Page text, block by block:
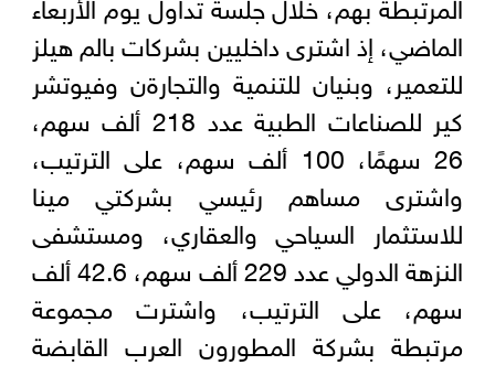
الماضي، إذ اشترى داخليين بشركات بالم هيلز
للتعمير، وبنيان للتنمية والتجارةن وفيوتشر
كير للصناعات الطبية عدد 218 ألف سهم،
26 سهمًا، 100 ألف سهم، على الترتيب،
واشترى مساهم رئيسي بشركتي مينا
للاستثمار السياحي والعقاري، ومستشفى
النزهة الدولي عدد 229 ألف سهم، 42.6 ألف
سهم، على الترتيب، واشترت مجموعة
مرتبطة بشركة المطورون العرب القابضة